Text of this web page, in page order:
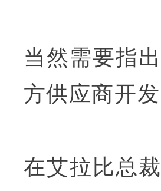
当然需要指
方供应商开
在艾拉比总